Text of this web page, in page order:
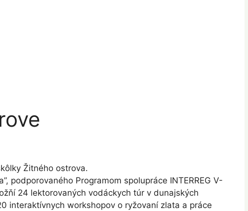
Žitného ostrova.
podporovaného Programom spolupráce INTERREG V-
24 lektorovaných vodáckych túr v dunajských
interaktívnych workshopov o ryžovaní zlata a práce